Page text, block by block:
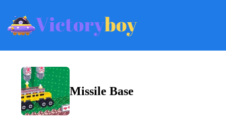
Missile Base